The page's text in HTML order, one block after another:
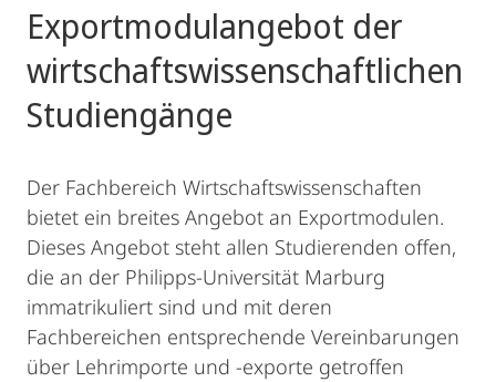
Exportmodulangebot der
wirtschaftswissenschaftlichen
Studiengänge
Der Fachbereich Wirtschaftswissenschaften
bietet ein breites Angebot an Exportmodulen.
Dieses Angebot steht allen Studierenden offen,
die an der Philipps-Universität Marburg
immatrikuliert sind und mit deren
Fachbereichen entsprechende Vereinbarungen
über Lehrimporte und -exporte getroffen